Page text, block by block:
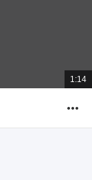
總
共
1:14